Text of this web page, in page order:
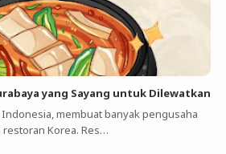
yang Sayang untuk Dilewatkan
membuat banyak pengusaha
Korea. Res…